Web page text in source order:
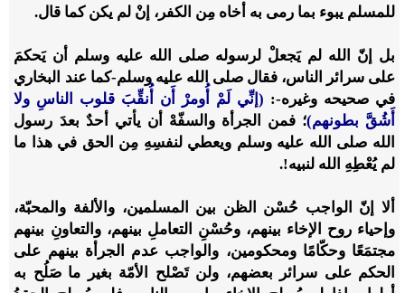
للمسلم يبوء بما رمى به أخاه مِن الكفر، إنْ لم يكن كما قال.
بل إنّ الله لم يَجعلْ لرسوله صلى الله عليه وسلم أن يَحكمَ
على سرائر الناس، فقال صلى الله عليه وسلم-كما عند البخاري
في صحيحه وغيره-: (إنِّي لَمْ أُومرْ أَن أُنقِّبَ قلوب الناسِ ولا
أَشُقَّ بطونهم)؛ فمن الجرأة والسفّهْ أن يأتي أحدٌ بعدَ رسول
الله صلى الله عليه وسلم ويعطي لنفسِهِ مِن الحق في هذا ما
لم يُعْطِهِ الله لنبيه!.
ألا إنّ الواجب حُسْن الظن بين المسلمين، والألفة والمحبّة،
وإحياء روح الإخاء بينهم، وحُسْنِ التعاملِ بينهم، والتعاونِ بينهم
مجتمَعًا وحكّامًا ومحكومين، والواجب عدم الجرأة بينهم على
الحكم على سرائر بعضهم، ولن تَصْلح الأمّة بغير ما صَلُح به